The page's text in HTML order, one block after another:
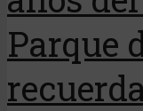
Parque